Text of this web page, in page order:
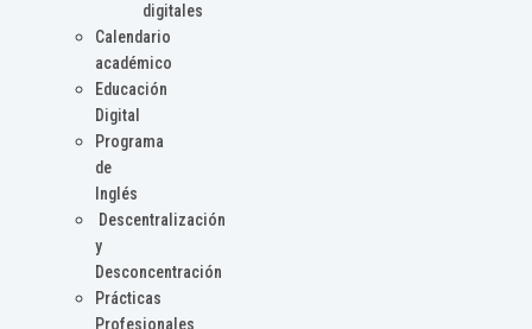
digitales
Calendario
académico
Educación
Digital
Programa
de
Inglés
Descentralización
y
Desconcentración
Prácticas
Profesionales